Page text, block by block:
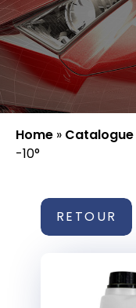
Home » Catalogue
-10°
RETOUR